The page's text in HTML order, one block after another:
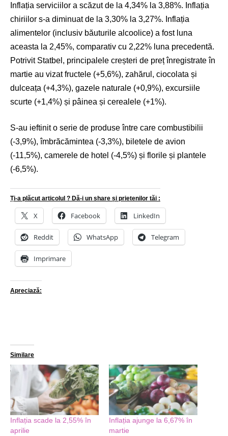
Inflația serviciilor a scăzut de la 4,34% la 3,88%. Inflația
chiriilor s-a diminuat de la 3,30% la 3,27%. Inflația
alimentelor (inclusiv băuturile alcoolice) a fost luna
aceasta la 2,45%, comparativ cu 2,22% luna precedentă.
Potrivit Statbel, principalele creșteri de preț înregistrate în
martie au vizat fructele (+5,6%), zahărul, ciocolata și
dulceața (+4,3%), gazele naturale (+0,9%), excursiile
scurte (+1,4%) și pâinea și cerealele (+1%).
S-au ieftinit o serie de produse între care combustibilii
(-3,9%), îmbrăcămintea (-3,3%), biletele de avion
(-11,5%), camerele de hotel (-4,5%) și florile și plantele
(-6,5%).
Ți-a plăcut articolul ? Dă-i un share și prietenilor tăi :
X Facebook LinkedIn
Reddit WhatsApp Telegram
Imprimare
Apreciază:
Similare
Inflația scade la 2,55% în
aprilie
Inflația ajunge la 6,67% în
martie